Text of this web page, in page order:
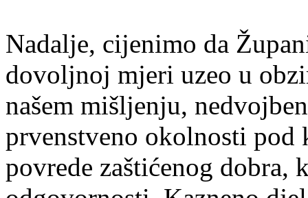
Nadalje, cijenimo da
dovoljnoj mjeri uzeo u
našem mišljenju,
prvenstveno okolnosti
povrede zaštićenog dobra,